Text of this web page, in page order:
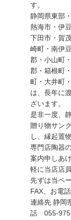
す。
静岡県東部
熱海市・伊
下田市・賀
崎町・南伊
郡・小山町
郡・箱根町
町・大井町
は、長年に
ざいます。
是非一度、
贈り物サン
し、縁起置
専門店陶器
案内申しあ
軽に当店店
先ずは当ペ
FAX、お電
連絡先 静岡
話 055-